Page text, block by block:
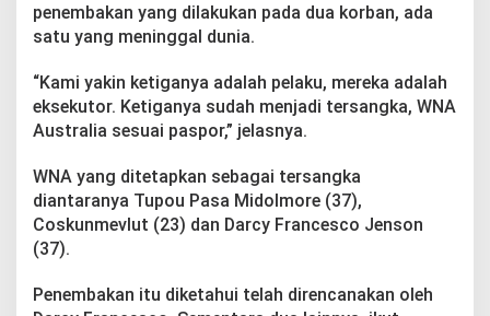
b
a
n
d
i
a
i
penembakan yang dilakukan pada dua korban, ada
satu yang meninggal dunia.
“Kami yakin ketiganya adalah pelaku, mereka adalah
eksekutor. Ketiganya sudah menjadi tersangka, WNA
Australia sesuai paspor,” jelasnya.
WNA yang ditetapkan sebagai tersangka
diantaranya Tupou Pasa Midolmore (37),
Coskunmevlut (23) dan Darcy Francesco Jenson
(37).
Penembakan itu diketahui telah direncanakan oleh